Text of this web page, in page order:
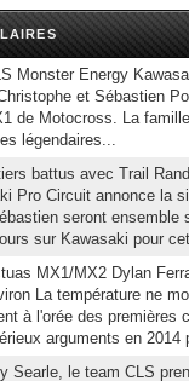
Monster Energy
et Sébastien
de Motocross. La
légendaires...
battus avec Trail
Pro Circuit annonce la
seront ensemble
sur Kawasaki pour
MX1/MX2 Dylan
La température ne
à l'orée des premières
arguments en
Searle, le team CLS